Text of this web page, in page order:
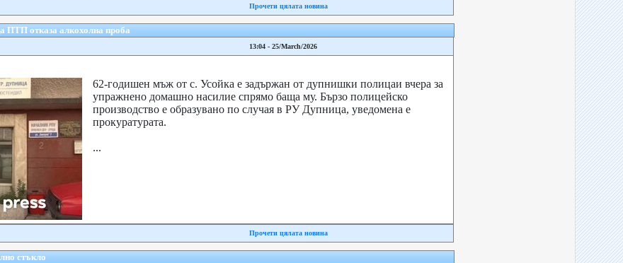
Прочети цялата новина
ПТП отказа алкохолна проба
13:04 - 25/March/2026
62-годишен мъж от с. Усойка е задържан от дупнишки полицаи вчера за
упражнено домашно насилие спрямо баща му. Бързо полицейско
производство е образувано по случая в РУ Дупница, уведомена е
прокуратурата.
...
Прочети цялата новина
стъкло